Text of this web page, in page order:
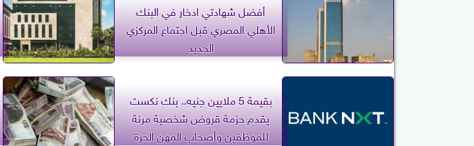
أفضل شهادتي ادخار في البنك
الأهلي المصري قبل اجتماع المركزي
الجديد
بقيمة 5 ملايين جنيه.. بنك نكست
يقدم حزمة قروض شخصية مرنة
للموظفين وأصحاب المهن الحرة